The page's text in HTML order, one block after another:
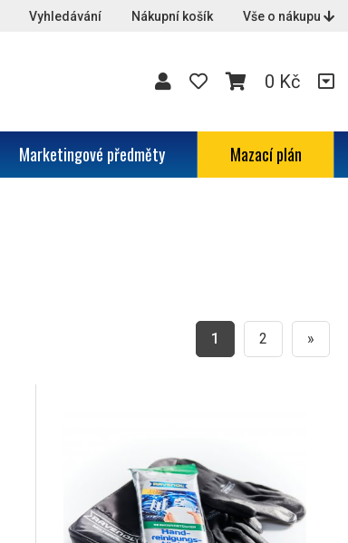
Vyhledávání Nákupní košík Vše o nákupu
0 Kč
Marketingové předměty Mazací plán
1 2 »